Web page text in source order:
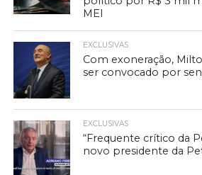
MEI
EXCLUSIVAS
Com exoneração,
ser convocado por
EXCLUSIVAS
“Frequente crítico da
novo presidente da